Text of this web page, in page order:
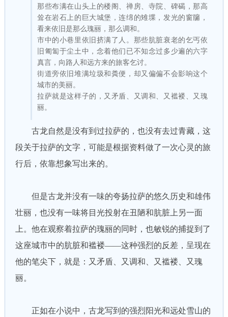
那些布满在山头上的楼阁、禅房、寺院、碑碣，那高
耸在岩石上的巨大城堡，连绵的雉堞，发光的窗牖，
看来依旧是那么瑰丽，那么调和。
市中的小巷里依旧挤满了人。那些肮脏衰老的乞丐依
旧匍匐于尘土中，念着他们已不知念过多少遍的六字
真言，向路人和远方来的旅客乞讨。
街道旁依旧堆满垃圾和粪便，却又偏偏不会影响这个
城市的美丽。
拉萨就是这样子的，又矛盾、又调和、又褴褛、又瑰
丽。
古龙自然是没有到过拉萨的，也没有去过青藏，这
段关于拉萨的文字，可能是根据资料做了一次心灵的旅
行后，依靠想象写出来的。
但是古龙并没有一味的夸扬拉萨的悠久历史和雄伟
壮丽，也没有一味将目光投射在丑陋和肮脏上另一面
上。他在观察着拉萨的瑰丽的同时，也敏锐的捕捉到了
这座城市中的肮脏和褴褛——这种强烈的反差，呈现在
他的笔尖下，就是：又矛盾、又调和、又褴褛、又瑰
丽。
正如在小说中，古龙写到的强烈阳光和远处雪山的